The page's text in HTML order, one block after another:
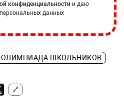
конфиденциальности и даю
данных
ОЛИМПИАДА ШКОЛЬНИКОВ
🔗